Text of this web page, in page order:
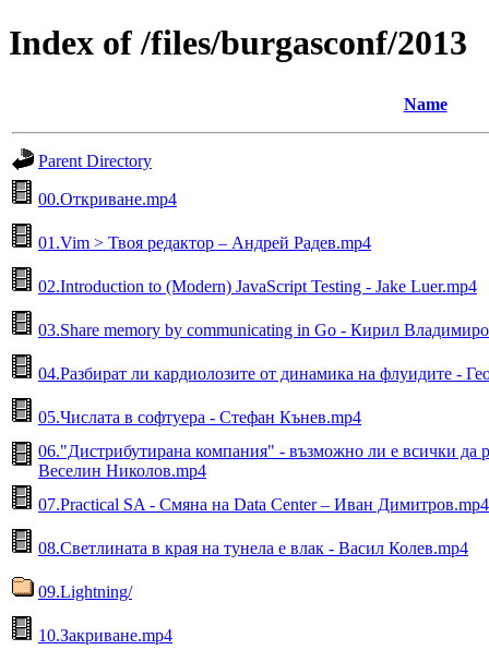
Index of /files/burgasconf/2013
Name
Parent Directory
00.Откриване.mp4
01.Vim > Твоя редактор – Андрей Радев.mp4
02.Introduction to (Modern) JavaScript Testing - Jake Luer.mp4
03.Share memory by communicating in Go - Кирил
04.Разбират ли кардиолозите от динамика на флуидите -
05.Числата в софтуера - Стефан Кънев.mp4
06."Дистрибутирана компания" - възможно ли е всички да
Веселин Николов.mp4
07.Practical SA - Смяна на Data Center – Иван Димитров.mp4
08.Светлината в края на тунела е влак - Васил Колев.mp4
09.Lightning/
10.Закриване.mp4